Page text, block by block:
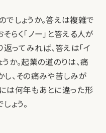
でしょうか。答えは複雑で
らく「ノー」と答える人が
返ってみれば、答えは「イ
か。起業の道のりは、痛
し、その痛みや苦しみが
は何年もあとに違った形
ょう。